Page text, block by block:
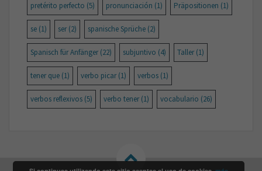
pretérito perfecto (5) pronunciación (1) Präpositionen (1)
se (1) ser(2) spanische Sprüche (2)
Spanisch für Anfänger(22) subjuntivo (4) Taller(1)
tener que (1) verbo picar(1) verbos (1)
verbos reflexivos (5) verbo tener(1) vocabulario (26)